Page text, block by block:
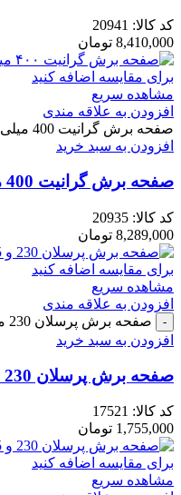
کد کالا: 20941
8,410,000 تومان
برای مقایسه اضافه کنید
مشاهده سریع
افزودن به علاقه مندی
صفحه برش گرانیت 400 میلی متری یورک عدد
افزودن به سبد خرید
صفحه برش گرانیت 400 میلی متری یورک
کد کالا: 20935
8,289,000 تومان
برای مقایسه اضافه کنید
مشاهده سریع
افزودن به علاقه مندی
صفحه برش پرسلان 230 میلی متر یائوفنگ عدد
افزودن به سبد خرید
صفحه برش پرسلان 230 میلی متر یائوفنگ
کد کالا: 17521
1,755,000 تومان
برای مقایسه اضافه کنید
مشاهده سریع